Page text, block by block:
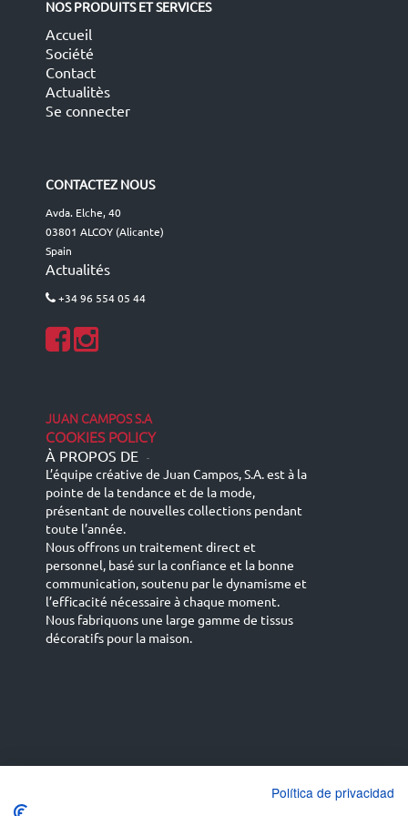
NOS PRODUITS ET SERVICES
Accueil
Société
Contact
Actualitès
Se connecter
CONTACTEZ NOUS
Avda. Elche, 40
03801 ALCOY (Alicante)
Spain
Actualités
+34 96 554 05 44
JUAN CAMPOS S.A
COOKIES POLICY
À PROPOS DE -
L’équipe créative de Juan Campos, S.A. est à la
pointe de la tendance et de la mode,
présentant de nouvelles collections pendant
toute l’année.
Nous offrons un traitement direct et
personnel, basé sur la confiance et la bonne
communication, soutenu par le dynamisme et
l’efficacité nécessaire à chaque moment.
Nous fabriquons une large gamme de tissus
décoratifs pour la maison.
English (UK)
Política de privacidad